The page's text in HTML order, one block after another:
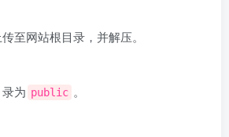
至网站根目录，并解压。
为 public 。